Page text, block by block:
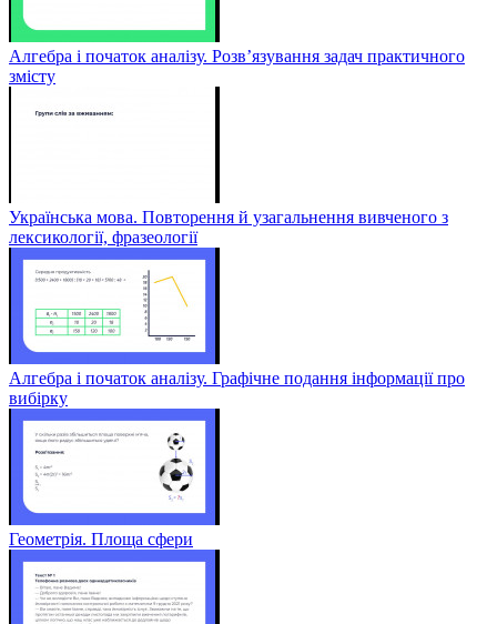
Алгебра і початок аналізу. Розв’язування задач практичного
змісту
Українська мова. Повторення й узагальнення вивченого з
лексикології, фразеології
Алгебра і початок аналізу. Графічне подання інформації про
вибірку
Геометрія. Площа сфери